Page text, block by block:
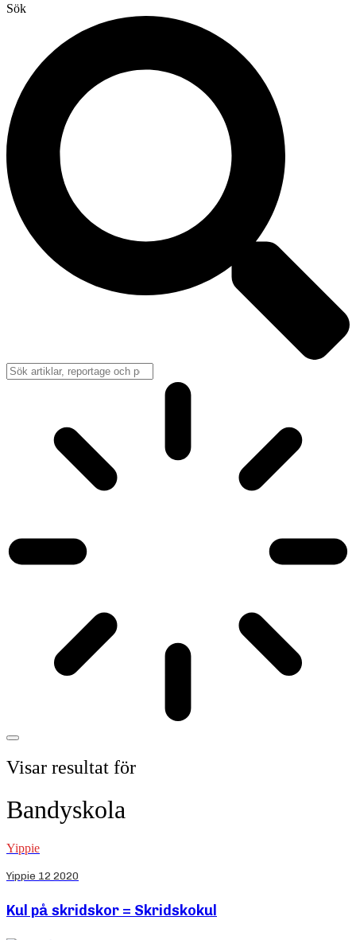
Sök
Visar resultat för
Bandyskola
Yippie
Yippie 12 2020
Kul på skridskor = Skridskokul